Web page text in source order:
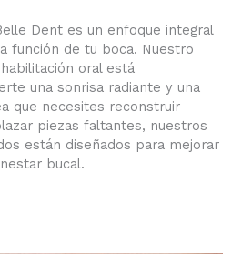
Dent es un enfoque integral
función de tu boca. Nuestro
oral está
una sonrisa radiante y una
que necesites reconstruir
piezas faltantes, nuestros
están diseñados para mejorar
bucal.